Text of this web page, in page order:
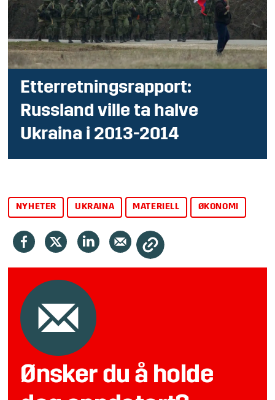
Etterretningsrapport:
Russland ville ta halve
Ukraina i 2013-2014
NYHETER UKRAINA MATERIELL ØKONOMI
Ønsker du å holde